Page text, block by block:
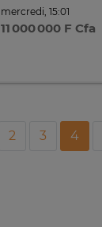
mercredi, 15:01
11 000 000 F Cfa
2 3 4